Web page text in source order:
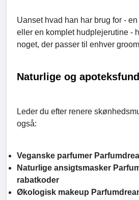
Uanset hvad han har brug for -
eller en komplet hudplejerutine -
noget, der passer til enhver
Naturlige og apoteksfund
Leder du efter renere
også:
Veganske parfumer
Naturlige ansigtsmasker
rabatkoder
Økologisk makeup